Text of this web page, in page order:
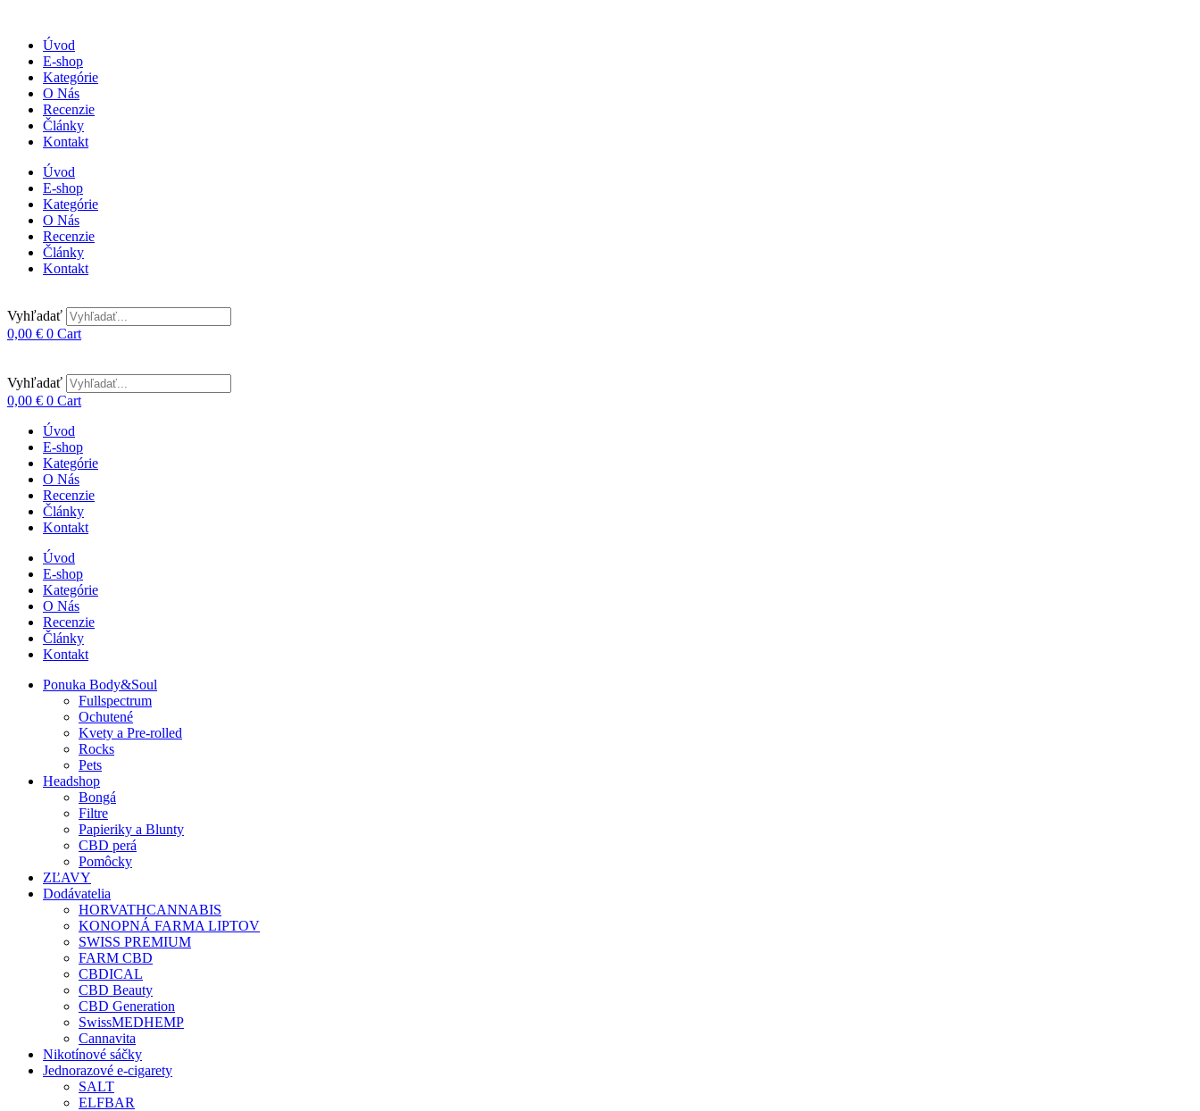
Úvod
E-shop
Kategórie
O Nás
Recenzie
Články
Kontakt
Úvod
E-shop
Kategórie
O Nás
Recenzie
Články
Kontakt
Vyhľadať
0,00 € 0 Cart
Vyhľadať
0,00 € 0 Cart
Úvod
E-shop
Kategórie
O Nás
Recenzie
Články
Kontakt
Úvod
E-shop
Kategórie
O Nás
Recenzie
Články
Kontakt
Ponuka Body&Soul
Fullspectrum
Ochutené
Kvety a Pre-rolled
Rocks
Pets
Headshop
Bongá
Filtre
Papieriky a Blunty
CBD perá
Pomôcky
ZĽAVY
Dodávatelia
HORVATHCANNABIS
KONOPNÁ FARMA LIPTOV
SWISS PREMIUM
FARM CBD
CBDICAL
CBD Beauty
CBD Generation
SwissMEDHEMP
Cannavita
Nikotínové sáčky
Jednorazové e-cigarety
SALT
ELFBAR